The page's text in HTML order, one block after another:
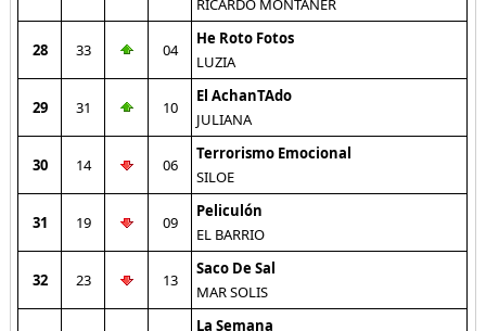
RICARDO MONTANER
28 33 04
He Roto Fotos
LUZIA
29 31 10
El AchanTAdo
JULIANA
30 14 06
Terrorismo Emocional
SILOE
31 19 09
Peliculón
EL BARRIO
32 23 13
Saco De Sal
MAR SOLIS
La Semana